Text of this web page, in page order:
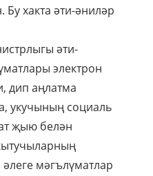
Бу хакта әти-әниләр
әти-
электрон
дип аңлатма
укучының социаль
җыю белән
мәгълүматлар